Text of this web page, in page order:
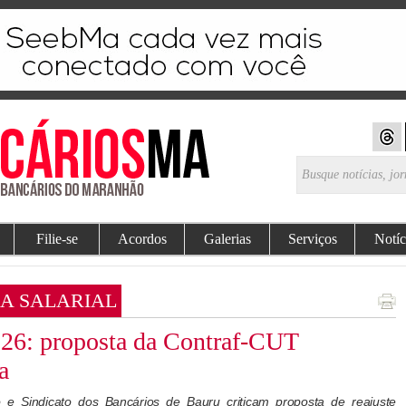
Filie-se Acordos Galerias Serviços
SALARIAL
proposta da Contraf-CUT
e Sindicato dos Bancários de Bauru criticam proposta de reajuste